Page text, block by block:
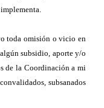
toda omisión o vicio en
subsidio, aporte y/o
de la Coordinación a mi
subsanados